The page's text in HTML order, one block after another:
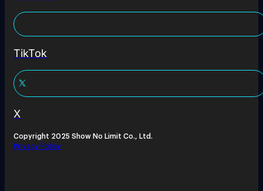
TikTok
X
Copyright 2025 Show No Limit Co., Ltd.
Privacy Policy